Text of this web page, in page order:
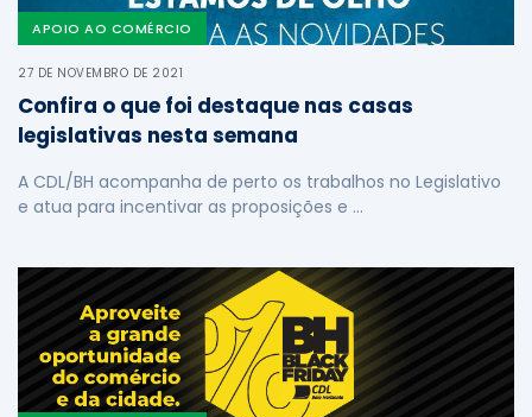
APOIO AO COMÉRCIO
27 DE NOVEMBRO DE 2021
Confira o que foi destaque nas casas
legislativas nesta semana
A CDL/BH acompanha de perto os trabalhos no Legislativo
e atua para incentivar as proposições e …